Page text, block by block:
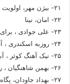
۲۱- بیژن مهر، اولویت
۲۲- امان، نینا
۲۳- علی جوادی ، برای دنیایی بهتر
۲۴- روزبه اسکندری ، آب ، باد، خاک
۲۵- نیک آهنگ کوثر ، آبانگان
۲۶- بهمن شاهنگیان ، رستاخیز ایرانگرایان
۲۷- بهداد جاودان، پگاه نیک اندیشی